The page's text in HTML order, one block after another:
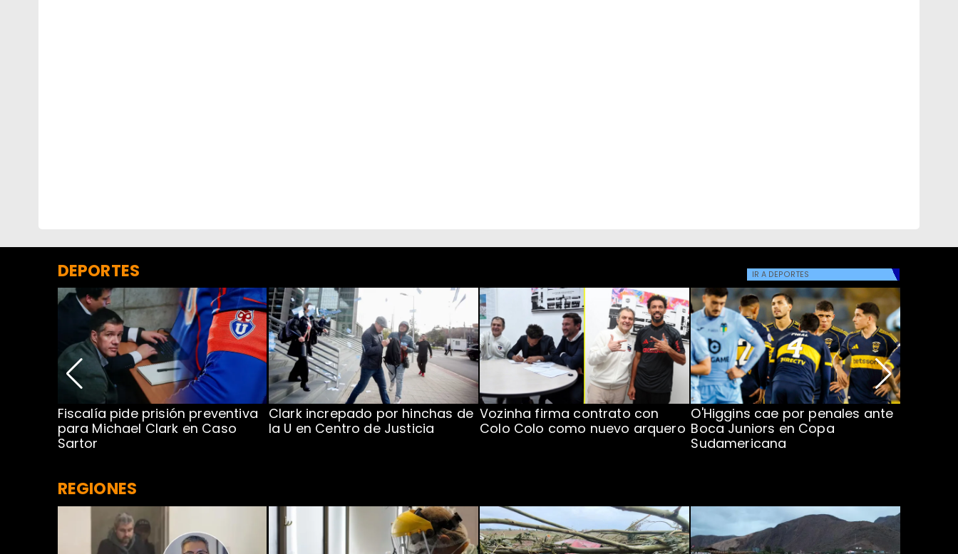
DEPORTES IR A DEPORTES
Fiscalía pide prisión preventiva
para Michael Clark en Caso
Sartor
Clark increpado por hinchas de
la U en Centro de Justicia
Vozinha firma contrato con
Colo Colo como nuevo arquero
O'Higgins cae por penales ante
Boca Juniors en Copa
Sudamericana
REGIONES